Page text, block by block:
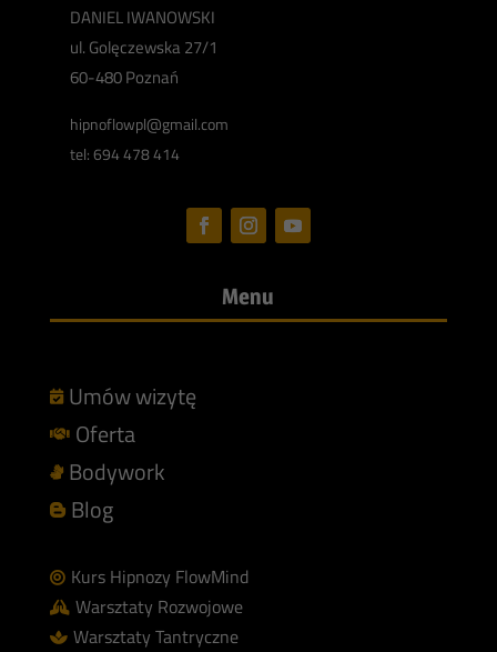
DANIEL IWANOWSKI
ul. Golęczewska 27/1
60-480 Poznań
hipnoflowpl@gmail.com
tel: 694 478 414
Menu
 Umów wizytę
 Oferta
 Bodywork
 Blog
 Kurs Hipnozy FlowMind
 Warsztaty Rozwojowe
 Warsztaty Tantryczne